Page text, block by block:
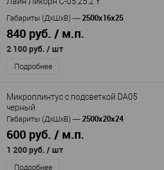
Габариты (ДхШхВ) — 2500х16х25
840 руб. / м.п.
2 100 руб. / шт
Подробнее
Микроплинтус с подсветкой DA05
черный
Габариты (ДхШхВ) — 2500х20х24
600 руб. / м.п.
1 200 руб. / шт
Подробнее